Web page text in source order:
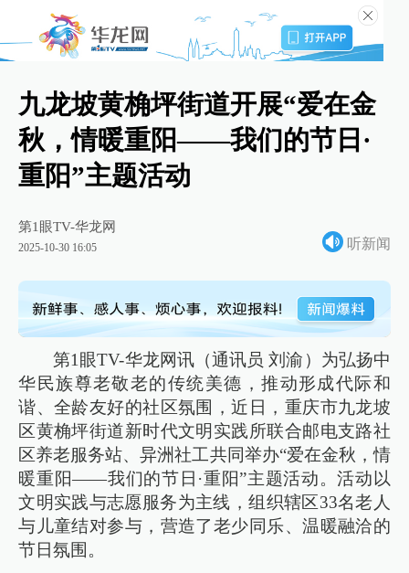
九龙坡黄桷坪街道开展“爱在金
秋，情暖重阳——我们的节日·
重阳”主题活动
第1眼TV-华龙网
2025-10-30 16:05 听新闻
第1眼TV-华龙网讯（通讯员 刘渝）为弘扬中
华民族尊老敬老的传统美德，推动形成代际和
谐、全龄友好的社区氛围，近日，重庆市九龙坡
区黄桷坪街道新时代文明实践所联合邮电支路社
区养老服务站、异洲社工共同举办“爱在金秋，情
暖重阳——我们的节日·重阳”主题活动。活动以
文明实践与志愿服务为主线，组织辖区33名老人
与儿童结对参与，营造了老少同乐、温暖融洽的
节日氛围。